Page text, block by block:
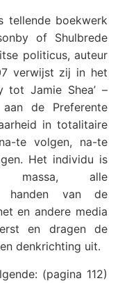
tellende boekwerk
of Shulbrede
politicus, auteur
verwijst zij in het
tot Jamie Shea’ –
de Preferente
in totalitaire
te volgen, na-te
Het individu is
massa, alle
handen van de
en andere media
en dragen de
denkrichting uit.
(pagina 112)